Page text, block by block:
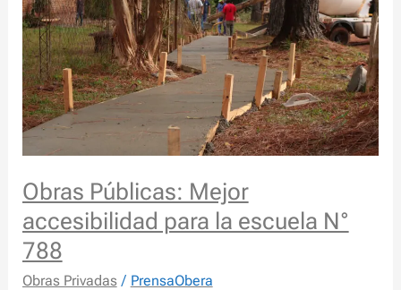
Obras Públicas: Mejor
accesibilidad para la escuela N°
788
Obras Privadas/ PrensaObera
Mejor
accesibilidad
para
la
escuela
N°